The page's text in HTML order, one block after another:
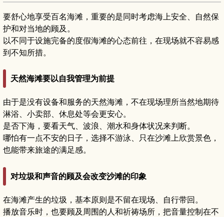
要舒心地享受百名海滩，重要的是同时考虑海上安全、自然保
护和对当地的顾及。
以不同于设施完备的度假海滩的心态前往，在现场就不容易感
到不知所措。
天然海滩要以自我管理为前提
由于是没有设备和服务的天然海滩，不在现场理所当然地期待
淋浴、小卖部、休息处等会更安心。
是否下海，要看天气、波浪、潮水和身体状况来判断。
哪怕有一点不安的日子，选择不游泳、只在沙滩上欣赏景色，
也能带来旅途的满足感。
对垃圾和声音的顾及会改变沙滩的印象
在海滩产生的垃圾，基本原则是不留在现场、自行带回。
播放音乐时，也要顾及周围的人和祈祷场所，把音量控制在不